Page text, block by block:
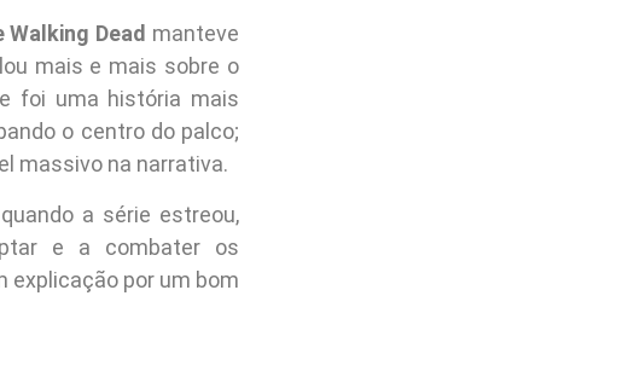
Walking Dead manteve
mais e mais sobre o
foi uma história mais
o centro do palco;
massivo na narrativa.
a série estreou,
e a combater os
explicação por um bom